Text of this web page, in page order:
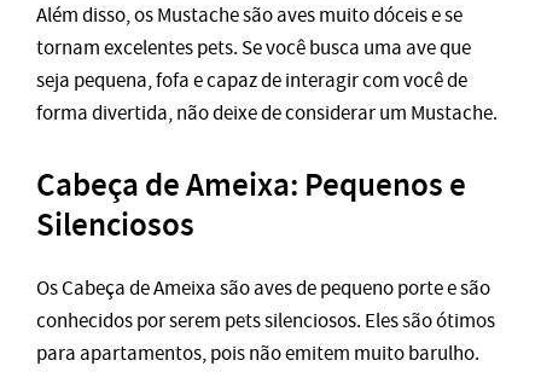
Além disso, os Mustache são aves muito dóceis e se
tornam excelentes pets. Se você busca uma ave que
seja pequena, fofa e capaz de interagir com você de
forma divertida, não deixe de considerar um Mustache.
Cabeça de Ameixa: Pequenos e
Silenciosos
Os Cabeça de Ameixa são aves de pequeno porte e são
conhecidos por serem pets silenciosos. Eles são ótimos
para apartamentos, pois não emitem muito barulho.